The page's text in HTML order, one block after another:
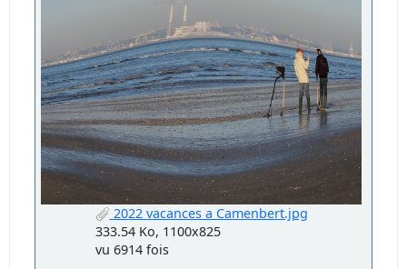
2022 vacances a Camenbert.jpg
333.54 Ko, 1100x825
vu 6914 fois